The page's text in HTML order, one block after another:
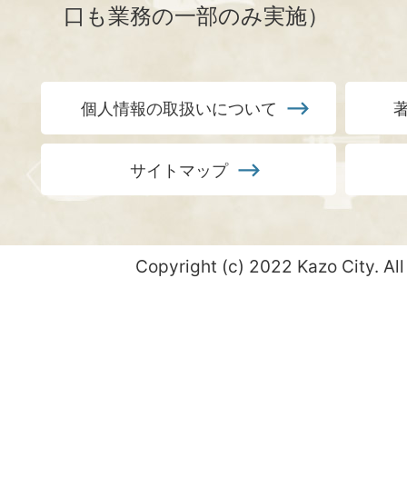
口も業務の一部のみ実施）
個人情報の取扱いについて
サイトマップ
Copyright (c) 2022 Kazo City.